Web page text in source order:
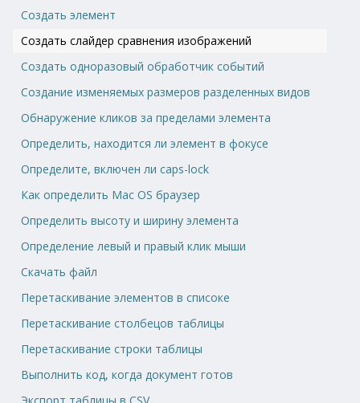
Создать элемент
Создать слайдер сравнения изображений
Создать одноразовый обработчик событий
Создание изменяемых размеров разделенных видов
Обнаружение кликов за пределами элемента
Определить, находится ли элемент в фокусе
Определите, включен ли caps-lock
Как определить Mac OS браузер
Определить высоту и ширину элемента
Определение левый и правый клик мыши
Скачать файл
Перетаскивание элементов в списоке
Перетаскивание столбецов таблицы
Перетаскивание строки таблицы
Выполнить код, когда документ готов